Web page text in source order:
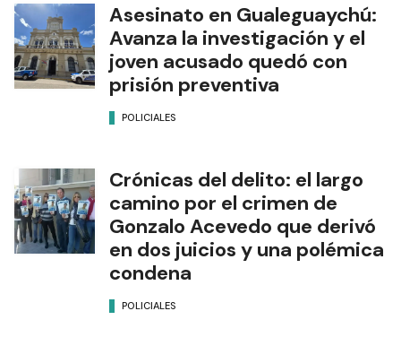
Asesinato en Gualeguaychú:
Avanza la investigación y el
joven acusado quedó con
prisión preventiva
POLICIALES
Crónicas del delito: el largo
camino por el crimen de
Gonzalo Acevedo que derivó
en dos juicios y una polémica
condena
POLICIALES